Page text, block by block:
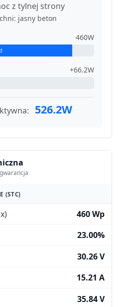
z tylnej strony
jasny beton
460W
+66.2W
526.2W
(STC)
460 Wp
23.00%
30.26 V
15.21 A
35.84 V